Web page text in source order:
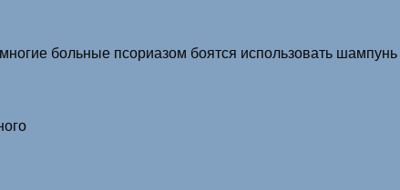
больные псориазом боятся использовать